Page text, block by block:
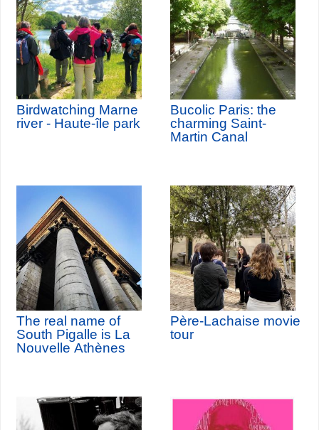
Birdwatching Marne
river - Haute-île park
Bucolic Paris: the
charming Saint-
Martin Canal
The real name of
South Pigalle is La
Nouvelle Athènes
Père-Lachaise movie
tour